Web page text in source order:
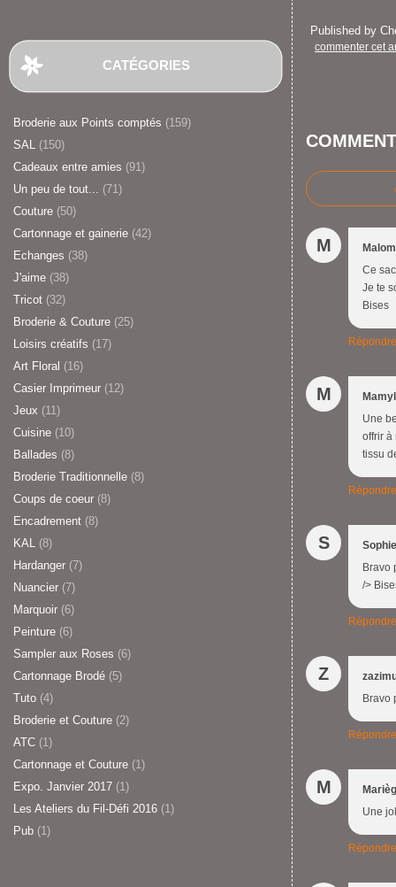
CATÉGORIES
Broderie aux Points comptés (159)
SAL (150)
Cadeaux entre amies (91)
Un peu de tout... (71)
Couture (50)
Cartonnage et gainerie (42)
Echanges (38)
J'aime (38)
Tricot (32)
Broderie & Couture (25)
Loisirs créatifs (17)
Art Floral (16)
Casier Imprimeur (12)
Jeux (11)
Cuisine (10)
Ballades (8)
Broderie Traditionnelle (8)
Coups de coeur (8)
Encadrement (8)
KAL (8)
Hardanger (7)
Nuancier (7)
Marquoir (6)
Peinture (6)
Sampler aux Roses (6)
Cartonnage Brodé (5)
Tuto (4)
Broderie et Couture (2)
ATC (1)
Cartonnage et Couture (1)
Expo. Janvier 2017 (1)
Les Ateliers du Fil-Défi 2016 (1)
Pub (1)
Published by
commenter cet
M
Ce
Je te
Bises
Répondre
M
Une
offrir à
tissu
Répondre
S
Sophie
Bravo
/>
Répondre
Z
Bravo
Répondre
M
Une
Répondre